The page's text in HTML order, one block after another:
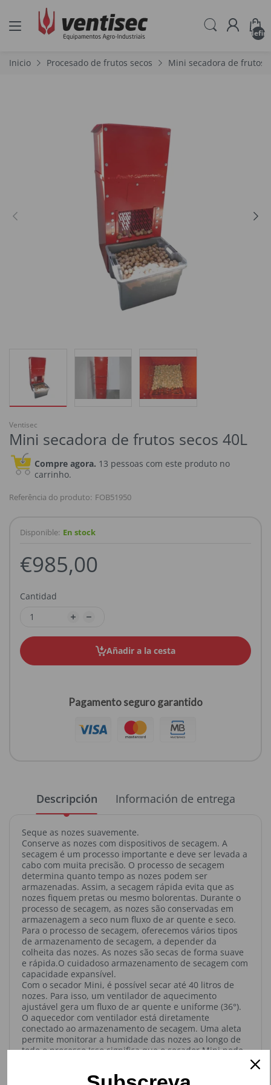
Inicio Procesado de frutos secos Mini secadora de frutos
Ventisec
Mini secadora de frutos secos 40L
Compre agora. 13 pessoas com este produto no
carrinho.
Referência do produto: FOB51950
Disponible: En stock
€985,00
Cantidad
Añadir a la cesta
Pagamento seguro garantido
Descripción Información de entrega
Seque as nozes suavemente.
Conserve as nozes com dispositivos de secagem. A
secagem é um processo importante e deve ser levada a
cabo com muita precisão. O processo de secagem
determina quanto tempo as nozes podem ser
armazenadas. Assim, a secagem rápida evita que as
nozes fiquem pretas ou mesmo bolorentas. Durante o
processo de secagem, as nozes são conservadas em
armazenagem a seco num fluxo de ar quente e seco.
Para o processo de secagem, oferecemos vários tipos
de armazenamento de secagem, a depender da
colheita das nozes. As nozes são secas de forma suave
e rápida.O cuidadoso armazenamento de secagem com
capacidade expansível.
Com o secador Mini, é possível secar até 40 litros de
nozes. Para isso, um ventilador de aquecimento
ajustável gera um fluxo de ar quente e uniforme (36°).
O aquecedor com ventilador está diretamente
conectado ao armazenamento de secagem. Uma aleta
permite monitorar a humidade das nozes ao longo de
todo o processo Isso significa que o secador Mini pode